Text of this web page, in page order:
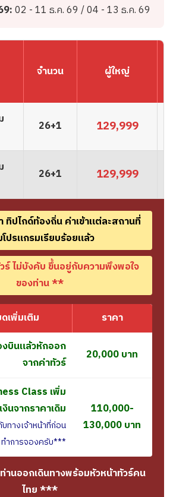
02 - 11 ธ.ค. 69 / 04 - 13 ธ.ค. 69
จำนวน ผู้ใหญ่
26+1 129,999
26+1 129,999
ทิปไกด์ท้องถิ่น ค่าเข้าแต่ละสถานที่
ปรแกรมเรียบร้อยแล้ว
ไม่บังคับ ขึ้นอยู่กับความพึงพอใจ
ของท่าน **
เพิ่มเติม
ราคา
บินแล้วหักออก
จากค่าทัวร์
20,000 บาท
Class เพิ่ม
เงินจากราคาเดิม
ทางเจ้าหน้าที่ก่อน
ทำการจองครับ***
110,000-
130,000 บาท
นออกเดินทางพร้อมหัวหน้าทัวร์คน
ไทย ***